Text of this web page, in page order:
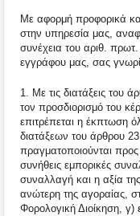
Με αφορμή προφορικά
στην υπηρεσία μας,
συνέχεια του αριθ.
εγγράφου μας, σας
1. Με τις διατάξεις του
τον προσδιορισμό του
επιτρέπεται η έκπτωση
διατάξεων του άρθρου
πραγματοποιούνται
συνήθεις εμπορικές
συναλλαγή και η αξία
ανώτερη της αγοραίας,
Φορολογική Διοίκηση, γ)